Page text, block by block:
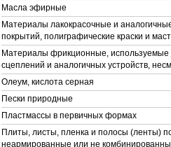
Масла эфирные
Материалы лакокрасочные и
покрытий, полиграфические краски и
Материалы фрикционные, используемые
сцеплений и аналогичных устройств,
Олеум, кислота серная
Пески природные
Пластмассы в первичных формах
Плиты, листы, пленка и полосы (ленты)
неармированные или не